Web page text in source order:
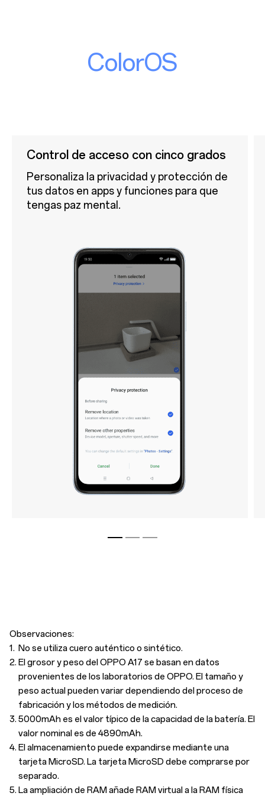
ColorOS
Control de acceso con cinco grados
Personaliza la privacidad y protección de
tus datos en apps y funciones para que
tengas paz mental.
Observaciones:
1. No se utiliza cuero auténtico o sintético.
2. El grosor y peso del OPPO A17 se basan en datos
provenientes de los laboratorios de OPPO. El tamaño y
peso actual pueden variar dependiendo del proceso de
fabricación y los métodos de medición.
3. 5000mAh es el valor típico de la capacidad de la batería. El
valor nominal es de 4890mAh.
4. El almacenamiento puede expandirse mediante una
tarjeta MicroSD. La tarjeta MicroSD debe comprarse por
separado.
5. La ampliación de RAM añade RAM virtual a la RAM física